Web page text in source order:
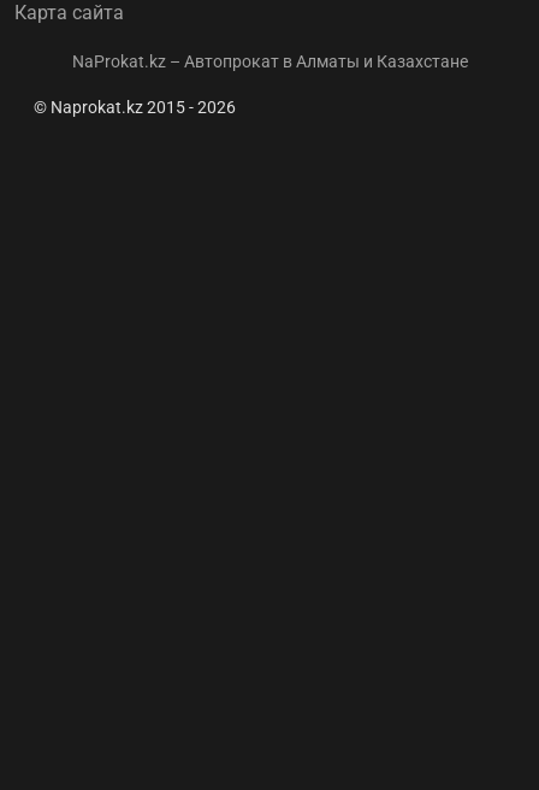
Карта сайта
NaProkat.kz – Автопрокат в Алматы и Казахстане
© Naprokat.kz 2015 - 2026